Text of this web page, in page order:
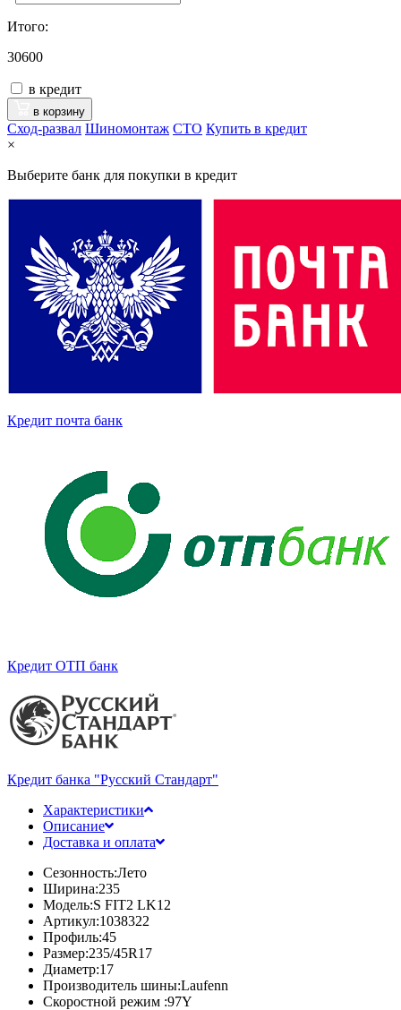
Итого:
30600
в кредит
в корзину
Сход-развал Шиномонтаж CTO Купить в кредит
×
Выберите банк для покупки в кредит
Кредит почта банк
Кредит ОТП банк
Кредит банка "Русский Стандарт"
Характеристики
Описание
Доставка и оплата
Сезонность:Лето
Ширина:235
Модель:S FIT2 LK12
Артикул:1038322
Профиль:45
Размер:235/45R17
Диаметр:17
Производитель шины:Laufenn
Скоростной режим :97Y